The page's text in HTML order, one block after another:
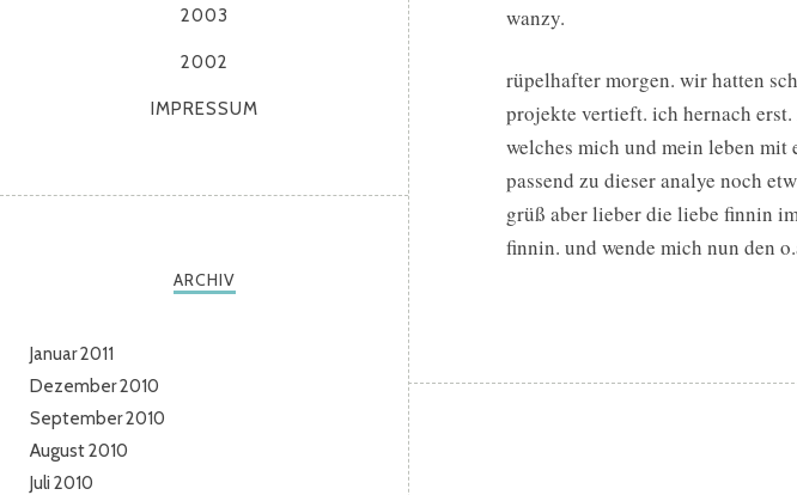
2003
2002
IMPRESSUM
ARCHIV
Januar 2011
Dezember 2010
September 2010
August 2010
Juli 2010
wanzy.
rüpelhafter morgen. wir hatten
projekte vertieft. ich hernach
welches mich und mein leben
passend zu dieser analye noch
grüß aber lieber die liebe finnin
finnin. und wende mich nun den